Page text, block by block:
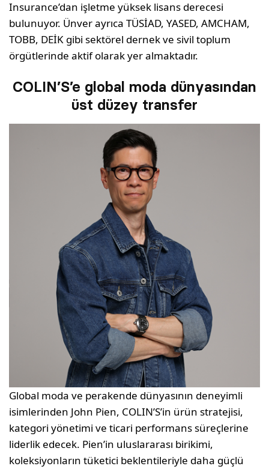
Insurance’dan işletme yüksek lisans derecesi
bulunuyor. Ünver ayrıca TÜSİAD, YASED, AMCHAM,
TOBB, DEİK gibi sektörel dernek ve sivil toplum
örgütlerinde aktif olarak yer almaktadır.
COLIN’S’e global moda dünyasından
üst düzey transfer
Global moda ve perakende dünyasının deneyimli
isimlerinden John Pien, COLIN’S’in ürün stratejisi,
kategori yönetimi ve ticari performans süreçlerine
liderlik edecek. Pien’in uluslararası birikimi,
koleksiyonların tüketici beklentileriyle daha güçlü